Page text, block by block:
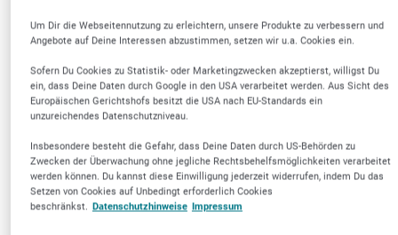
Um Dir die Webseitennutzung zu erleichtern, unsere Produkte zu verbessern und
Angebote auf Deine Interessen abzustimmen, setzen wir u.a. Cookies ein.
Sofern Du Cookies zu Statistik- oder Marketingzwecken akzeptierst, willigst Du
ein, dass Deine Daten durch Google in den USA verarbeitet werden. Aus Sicht des
Europäischen Gerichtshofs besitzt die USA nach EU-Standards ein
unzureichendes Datenschutzniveau.
Insbesondere besteht die Gefahr, dass Deine Daten durch US-Behörden zu
Zwecken der Überwachung ohne jegliche Rechtsbehelfsmöglichkeiten verarbeitet
werden können. Du kannst diese Einwilligung jederzeit widerrufen, indem Du das
Setzen von Cookies auf Unbedingt erforderlich Cookies
beschränkst. Datenschutzhinweise Impressum